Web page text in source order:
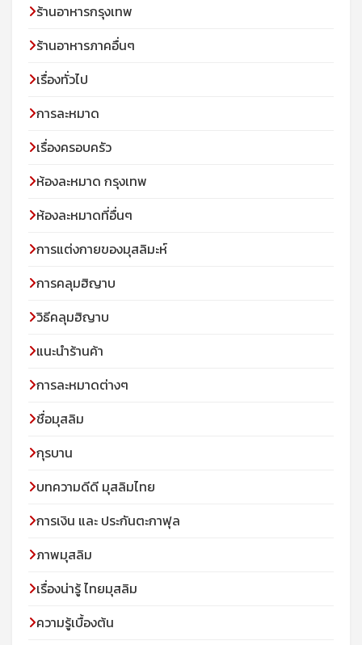
ร้านอาหารกรุงเทพ
ร้านอาหารภาคอื่นๆ
เรื่องทั่วไป
การละหมาด
เรื่องครอบครัว
ห้องละหมาด กรุงเทพ
ห้องละหมาดที่อื่นๆ
การแต่งกายของมุสลิมะห์
การคลุมฮิญาบ
วิธีคลุมฮิญาบ
แนะนำร้านค้า
การละหมาดต่างๆ
ชื่อมุสลิม
กุรบาน
บทความดีดี มุสลิมไทย
การเงิน และ ประกันตะกาฟุล
ภาพมุสลิม
เรื่องน่ารู้ ไทยมุสลิม
ความรู้เบื้องต้น